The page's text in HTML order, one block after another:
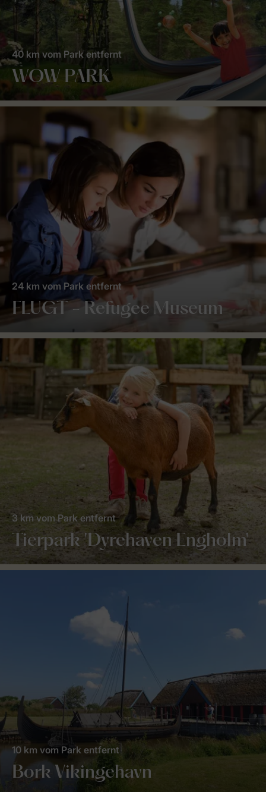
WOW PARK
40 km vom Park entfernt
FLUGT - Refugee Museum
24 km vom Park entfernt
Tierpark 'Dyrehaven Engholm'
3 km vom Park entfernt
Bork Vikingehavn
10 km vom Park entfernt